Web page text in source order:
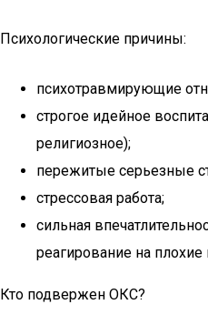
Психологические причины:
психотравмирующие
строгое идейное
религиозное);
пережитые серьезные
стрессовая работа;
сильная
реагирование на плохие
Кто подвержен ОКС?